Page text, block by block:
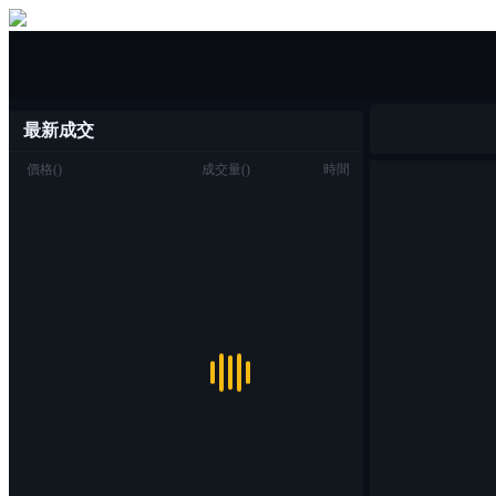
最新成交
價格() 成交量() 時間